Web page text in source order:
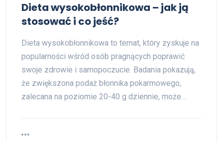
Dieta wysokobłonnikowa – jak ją
stosować i co jeść?
Dieta wysokobłonnikowa to temat, który zyskuje na
popularności wśród osób pragnących poprawić
swoje zdrowie i samopoczucie. Badania pokazują,
że zwiększona podaż błonnika pokarmowego,
zalecana na poziomie 20-40 g dziennie, może…